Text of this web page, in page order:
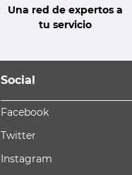
Una red de expertos a
tu servicio
Social
Facebook
Twitter
Instagram